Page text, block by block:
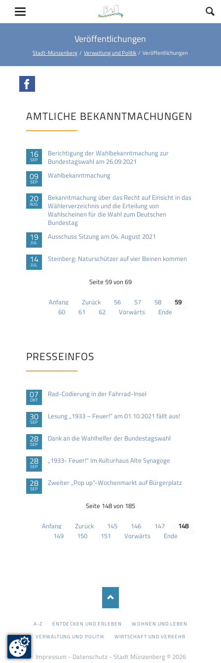
Veröffentlichungen
Stadt-Münzenberg Verwaltung und Politik Veröffentlichungen
AMTLICHE BEKANNTMACHUNGEN
16
SEP
Berichtigung der Wahlbekanntmachung zur
Bundestagswahl am 26.09.2021
09
SEP
Wahlbekanntmachung
20
AUG
Bekanntmachung über das Recht auf Einsicht in das
Wählerverzeichnis und die Erteilung von
Wahlscheinen für die Wahl zum Deutschen
Bundestag
19
JUL
Ausschuss Sitzung am 04. August 2021
14
JUL
Steinberg: Naturschützer auf vier Beinen kommen
Seite 59 von 69
Anfang Zurück 56 57 58
59
60
61 62 Vorwärts Ende
PRESSEINFOS
07
OKT
Rad-Codierung in der Fahrrad-Insel
30
SEP
Lesung „1933 – Feuer!“ am 01.10.2021 fällt aus!
28
SEP
Dank an die Wahlhelfer der Bundestagswahl
28
SEP
„1933- Feuer!“ im Kulturhaus Alte Synagoge
28
SEP
Zweiter „Pop up"-Wochenmarkt auf Bürgerplatz
Seite 148 von 185
Anfang Zurück 145 146 147
148
149
150 151 Vorwärts Ende
NAVIGATION
A-Z ENTDECKEN UND ERLEBEN
WOHNEN UND LEBEN
VERWALTUNG UND POLITIK
WIRTSCHAFT UND VERKEHR
Impressum - Datenschutz- Stadt Münzenberg © 2026